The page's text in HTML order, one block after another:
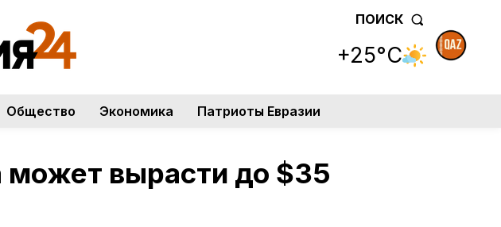
ПОИСК
+25°C
Общество Экономика Патриоты Евразии
может вырасти до $35